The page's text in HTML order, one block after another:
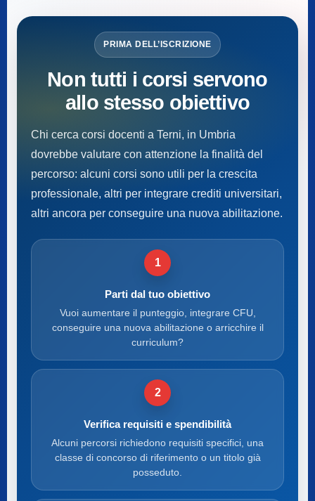
PRIMA DELL’ISCRIZIONE
Non tutti i corsi servono
allo stesso obiettivo
Chi cerca corsi docenti a Terni, in Umbria
dovrebbe valutare con attenzione la finalità del
percorso: alcuni corsi sono utili per la crescita
professionale, altri per integrare crediti universitari,
altri ancora per conseguire una nuova abilitazione.
1
Parti dal tuo obiettivo
Vuoi aumentare il punteggio, integrare CFU,
conseguire una nuova abilitazione o arricchire il
curriculum?
2
Verifica requisiti e spendibilità
Alcuni percorsi richiedono requisiti specifici, una
classe di concorso di riferimento o un titolo già
posseduto.